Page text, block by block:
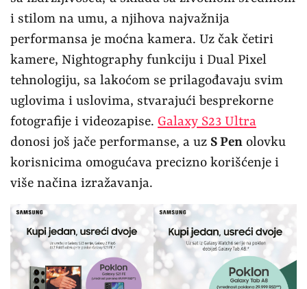
i stilom na umu, a njihova najvažnija
performansa je moćna kamera. Uz čak četiri
kamere, Nightography funkciju i Dual Pixel
tehnologiju, sa lakoćom se prilagođavaju svim
uglovima i uslovima, stvarajući besprekorne
fotografije i videozapise. Galaxy S23 Ultra
donosi još jače performanse, a uz S Pen olovku
korisnicima omogućava precizno korišćenje i
više načina izražavanja.